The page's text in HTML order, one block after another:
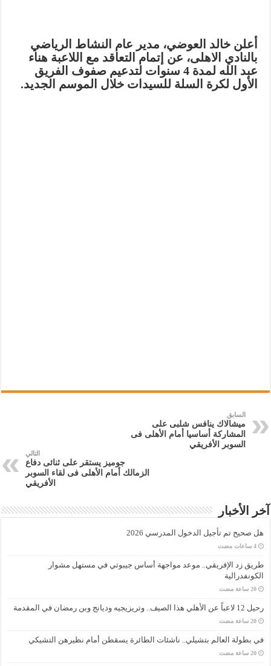
أعلن خالد العوضي، مدير عام النشاط الرياضي
بالنادي الاهلى، عن إتمام التعاقد مع اللاعبة هناء
عبد الله لمدة 4 سنوات لتدعيم صفوف الفريق
الأول لكرة السلة للسيدات خلال الموسم الجديد.
السابق
ميشالاك ينافس شلبى على
المشاركة أساسيا أمام الأهلى فى
السوبر الأفريقي
التالي
جوميز يستقر على ثنائى دفاع
الزمالك أمام الأهلى فى لقاء السوبر
الأفريقي
آخر الأخبار
هل صحيح تم تأجيل الدخول المدرسي 2026
‏4 ساعات مضت
طريق زد الإفريقي.. موعد مواجهة أساس جيبوتي في مستهل مشوار
الكونفدرالية
‏20 ساعة مضت
رحيل 12 لاعباً عن الأهلي هذا الصيف.. وتريزيجيه وديانج وبن رمضان في المقدمة
‏20 ساعة مضت
في بطولة العالم بتشيلي.. ناشئات الطائرة يسقطن أمام نظيرهن التشيكي
‏20 ساعة مضت